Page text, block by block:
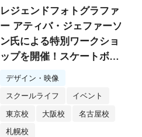
レジェンドフォトグラファ
ー アティバ・ジェファーソ
ン氏による特別ワークショ
ップを開催！スケートボー
ドカルチャーの「瞬間を切
は？
デザイン・映像
スクールライフ イベント
東京校 大阪校 名古屋校
札幌校